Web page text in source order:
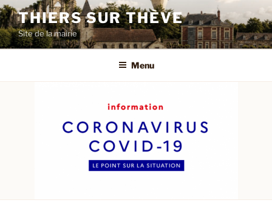
Aller
au
contenu
principal
THIERS SUR THÈVE
Site de la mairie
Menu